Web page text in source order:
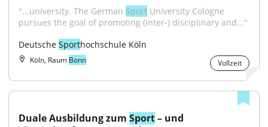
"...university. The German Sport University Cologne
pursues the goal of promoting (inter-) disciplinary and..."
Deutsche Sporthochschule Köln
Köln, Raum Bonn Vollzeit
Duale Ausbildung zum Sport – und